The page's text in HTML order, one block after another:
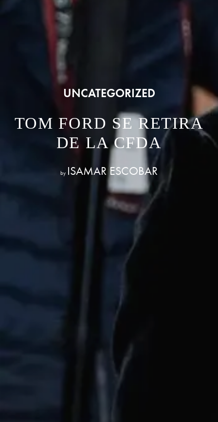
UNCATEGORIZED
TOM FORD SE RETIRA
DE LA CFDA
by ISAMAR ESCOBAR